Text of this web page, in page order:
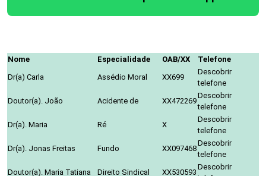
Nome Especialidade OAB/XX
Telefone
Dr(a) Carla
Assédio Moral XX699
Descobrir
telefone
Doutor(a). João
Acidente de XX472269
Descobrir
telefone
Dr(a). Maria
Ré X
Descobrir
telefone
Dr(a). Jonas Freitas
Fundo XX097468
Descobrir
telefone
Doutor(a). Maria Tatiana
Direito Sindical XX530593
Descobrir